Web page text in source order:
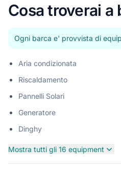
Cosa troverai a
Ogni barca e' provvista di
Aria condizionata
Riscaldamento
Pannelli Solari
Generatore
Dinghy
Mostra tutti gli 16 equipment